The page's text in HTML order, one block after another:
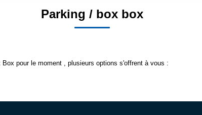
Parking / box box
pour le moment , plusieurs options s'offrent à vous :